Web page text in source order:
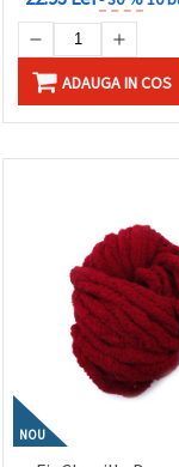
ADAUGA IN COS
NOU